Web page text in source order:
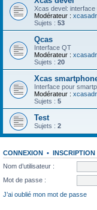
Xcas devel:
Modérateur :
Sujets : 53
Qcas
Interface QT
Modérateur :
Sujets : 20
Xcas
Interface pour
Modérateur :
Sujets : 5
Test
Sujets : 2
CONNEXION • INSCRIPTION
Nom d’utilisateur :
Mot de passe :
J’ai oublié mon mot de passe